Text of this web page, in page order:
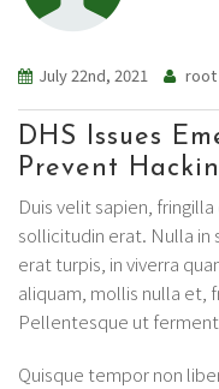
July 22nd, 2021 root
DHS Issues
Prevent
Duis velit sapien,
sollicitudin erat. Nulla in
erat turpis, in viverra
aliquam, mollis nulla et,
Pellentesque ut
Quisque tempor non